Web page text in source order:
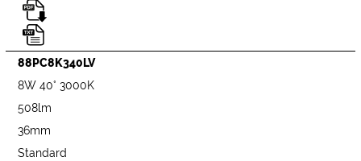
88PC8K340LV
8W 40° 3000K
508lm
36mm
Standard